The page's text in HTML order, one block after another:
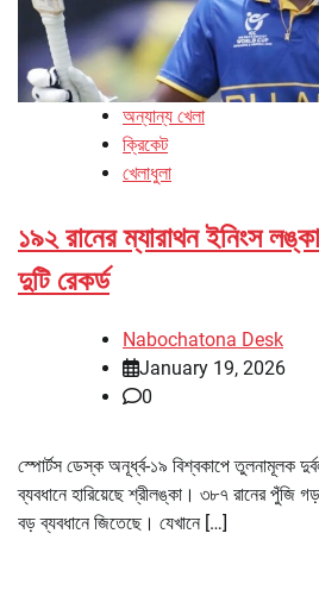
অন্যান্য খেলা
ক্রিকেট
খেলাধুলা
১৯২ রানের ম্যারাথন ইনিংস
দুটি রেকর্ড
Nabochatona Desk
January 19, 2026
0
স্পোর্টস ডেস্ক অনূর্ধ্ব-১৯ বিশ্বকাপে তুলনামূলক
ব্যবধানে হারিয়েছে শ্রীলঙ্কা। ৩৮৭ রানের পুঁজি
বড় ব্যবধানে জিতেছে। যেখানে […]